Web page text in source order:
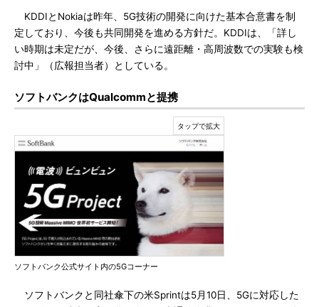
KDDIとNokiaは昨年、5G技術の開発に向けた基本合意書を制
定しており、今後も共同開発を進める方針だ。KDDIは、「詳し
い時期は未定だが、今後、さらに遠距離・高周波数での実験も検
討中」（広報担当者）としている。
ソフトバンクはQualcommと提携
ソフトバンク公式サイト内の5Gコーナー
ソフトバンクと同社傘下の米Sprintは5月10日、5Gに対応した